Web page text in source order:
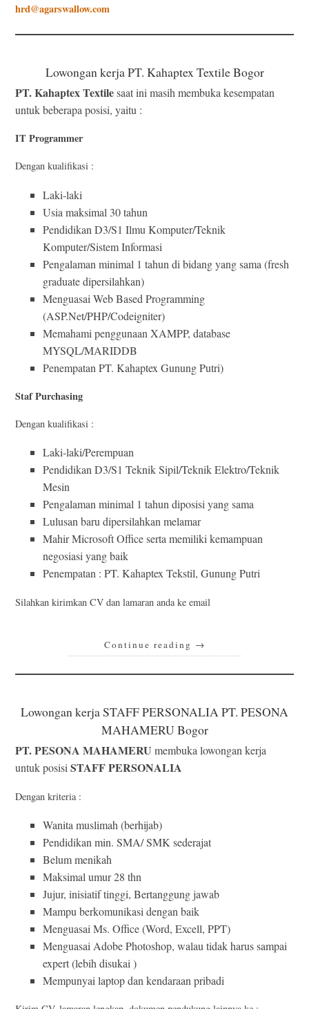
hrd@agarswallow.com
Lowongan kerja PT. Kahaptex Textile Bogor
PT. Kahaptex Textilesaat ini masih membuka kesempatan
untuk beberapa posisi, yaitu :
IT Programmer
Dengan kualifikasi :
Laki-laki
Usia maksimal 30 tahun
Pendidikan D3/S1 Ilmu Komputer/Teknik
Komputer/Sistem Informasi
Pengalaman minimal 1 tahun di bidang yang sama (fresh
graduate dipersilahkan)
Menguasai Web Based Programming
(ASP.Net/PHP/Codeigniter)
Memahami penggunaan XAMPP, database
MYSQL/MARIDDB
Penempatan PT. Kahaptex Gunung Putri)
Staf Purchasing
Dengan kualifikasi :
Laki-laki/Perempuan
Pendidikan D3/S1 Teknik Sipil/Teknik Elektro/Teknik
Mesin
Pengalaman minimal 1 tahun diposisi yang sama
Lulusan baru dipersilahkan melamar
Mahir Microsoft Office serta memiliki kemampuan
negosiasi yang baik
Penempatan : PT. Kahaptex Tekstil, Gunung Putri
Silahkan kirimkan CV dan lamaran anda ke email
Continue reading →
Lowongan kerja STAFF PERSONALIA PT. PESONA
MAHAMERU Bogor
PT. PESONA MAHAMERU membuka lowongan kerja
untuk posisiSTAFF PERSONALIA
Dengan kriteria :
Wanita muslimah (berhijab)
Pendidikan min. SMA/ SMK sederajat
Belum menikah
Maksimal umur 28 thn
Jujur, inisiatif tinggi, Bertanggung jawab
Mampu berkomunikasi dengan baik
Menguasai Ms. Office (Word, Excell, PPT)
Menguasai Adobe Photoshop, walau tidak harus sampai
expert (lebih disukai )
Mempunyai laptop dan kendaraan pribadi